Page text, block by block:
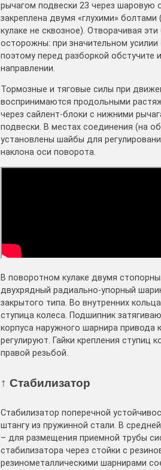
рычагом подвески 23 через шаровую
закреплена двумя «глухими»
кулаке не сквозное). Отворачивая
осторожны: при значительном
поэтому перед разборкой обстучите
направлении.
Тормозные и тяговые силы при
воспринимаются продольными
через сайлент-блоки с нижними
подвески. В местах соединения (на
установлены шайбы для
наклона оси поворота.
В поворотном кулаке двумя
двухрядный радиально-упорный
закрытого типа. Во внутренних
ступица колеса. Подшипник
корпуса наружного шарнира привода
регулируют. Гайки крепления ступиц
правой резьбой.
↑ Стабилизатор
Стабилизатор поперечной
штангу из пружинной стали. В
– для размещения приемной трубы
стабилизатора через стойки с
резинометаллическими шарнирами